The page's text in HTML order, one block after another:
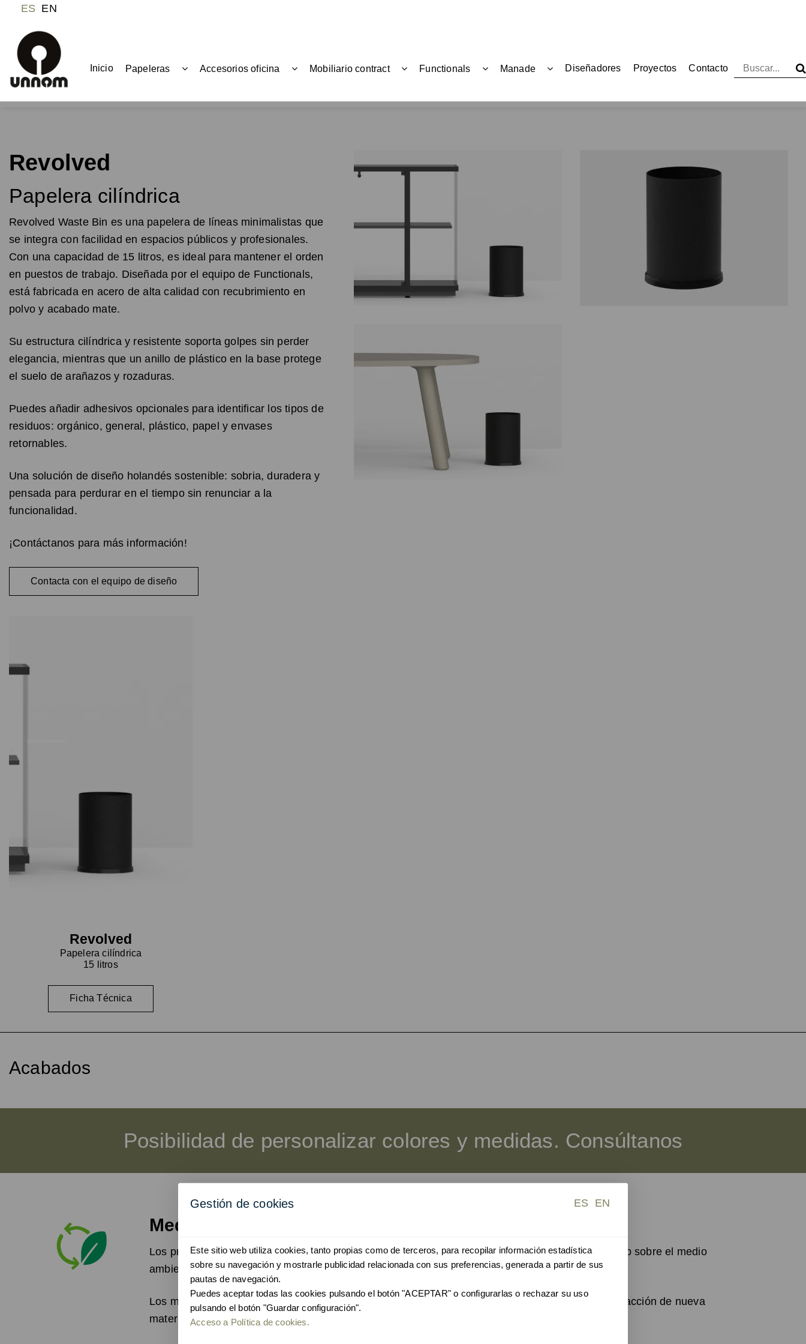
ES EN
Inicio Papeleras Accesorios oficina Mobiliario contract Functionals Manade Diseñadores Proyectos Contacto
Revolved
Papelera cilíndrica
Revolved Waste Bin es una papelera de líneas minimalistas que
se integra con facilidad en espacios públicos y profesionales.
Con una capacidad de 15 litros, es ideal para mantener el orden
en puestos de trabajo. Diseñada por el equipo de Functionals,
está fabricada en acero de alta calidad con recubrimiento en
polvo y acabado mate.
Su estructura cilíndrica y resistente soporta golpes sin perder
elegancia, mientras que un anillo de plástico en la base protege
el suelo de arañazos y rozaduras.
Puedes añadir adhesivos opcionales para identificar los tipos de
residuos: orgánico, general, plástico, papel y envases
retornables.
Una solución de diseño holandés sostenible: sobria, duradera y
pensada para perdurar en el tiempo sin renunciar a la
funcionalidad.
¡Contáctanos para más información!
Contacta con el equipo de diseño
Revolved
Papelera cilíndrica
15 litros
Ficha Técnica
Acabados
Posibilidad de personalizar colores y medidas. Consúltanos
Medio ambiente y sostenibilidad
Los productos de Unnom se han diseñado con un estudio previo para reducir al mínimo el impacto sobre el medio
ambiente durante su proceso de producción.
Los materiales utilizados son de origen reciclado en un alto porcentaje, lo que permite la no sustracción de nueva
materia prima para su fabricación.
Gestión de cookies ES EN
Este sitio web utiliza cookies, tanto propias como de terceros, para recopilar información estadística
sobre su navegación y mostrarle publicidad relacionada con sus preferencias, generada a partir de sus
pautas de navegación.
Puedes aceptar todas las cookies pulsando el botón "ACEPTAR" o configurarlas o rechazar su uso
pulsando el botón "Guardar configuración".
Acceso a Política de cookies.